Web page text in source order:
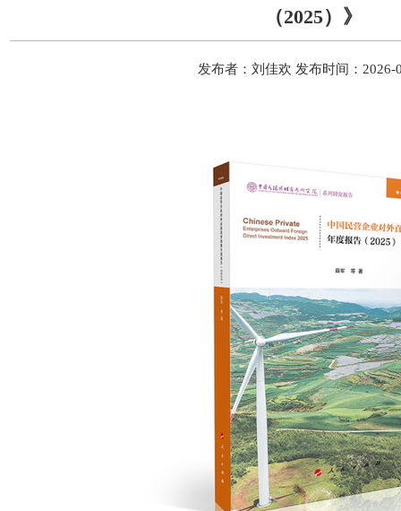
（2025）》
发布者：刘佳欢 发布时间：2026-